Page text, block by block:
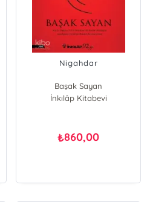
Nigahdar
Başak Sayan
İnkılâp Kitabevi
₺860,00